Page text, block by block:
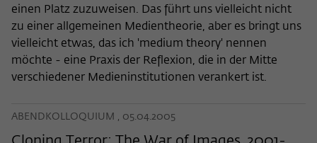
einen Platz zuzuweisen. Das führt uns vielleicht nicht
zu einer allgemeinen Medientheorie, aber es bringt uns
vielleicht etwas, das ich 'medium theory' nennen
möchte - eine Praxis der Reflexion, die in der Mitte
verschiedener Medieninstitutionen verankert ist.
ABENDKOLLOQUIUM , 05.04.2005